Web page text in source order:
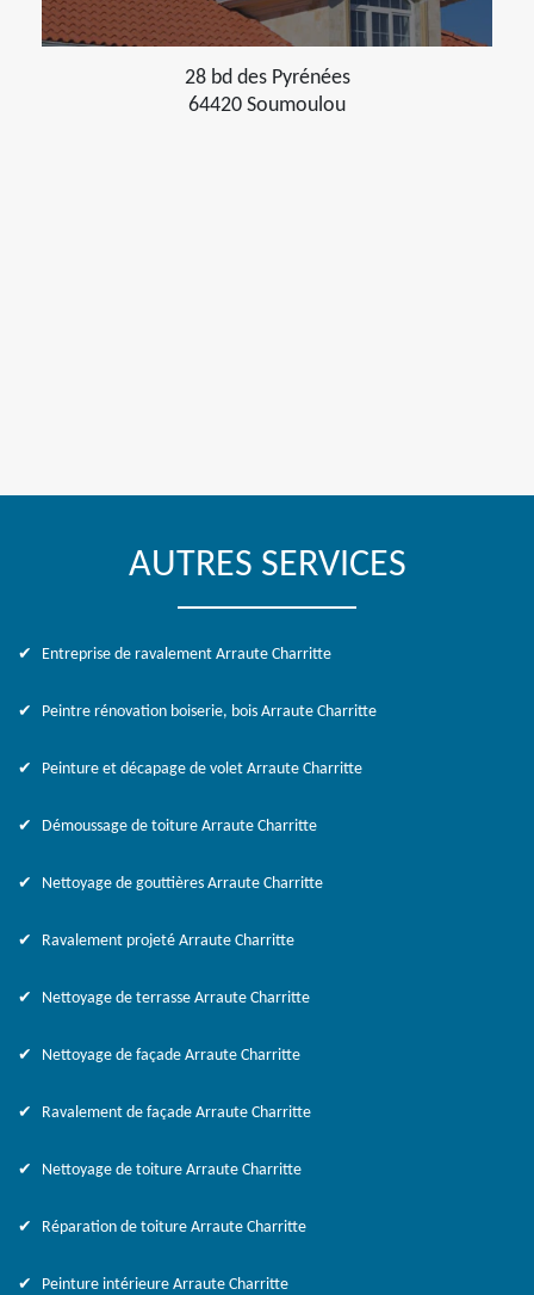
28 bd des Pyrénées
64420 Soumoulou
AUTRES SERVICES
Entreprise de ravalement Arraute Charritte
Peintre rénovation boiserie, bois Arraute Charritte
Peinture et décapage de volet Arraute Charritte
Démoussage de toiture Arraute Charritte
Nettoyage de gouttières Arraute Charritte
Ravalement projeté Arraute Charritte
Nettoyage de terrasse Arraute Charritte
Nettoyage de façade Arraute Charritte
Ravalement de façade Arraute Charritte
Nettoyage de toiture Arraute Charritte
Réparation de toiture Arraute Charritte
Peinture intérieure Arraute Charritte